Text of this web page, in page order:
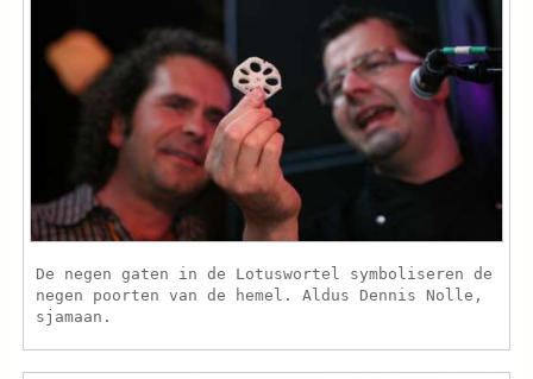
De negen gaten in de Lotuswortel symboliseren de
negen poorten van de hemel. Aldus Dennis Nolle,
sjamaan.